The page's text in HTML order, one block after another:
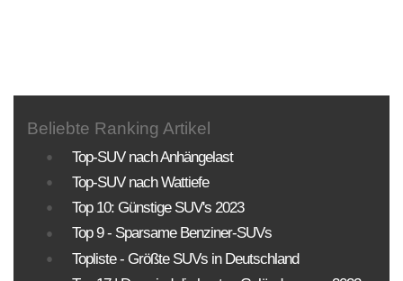
Beliebte Ranking Artikel
Top-SUV nach Anhängelast
Top-SUV nach Wattiefe
Top 10: Günstige SUV's 2023
Top 9 - Sparsame Benziner-SUVs
Topliste - Größte SUVs in Deutschland